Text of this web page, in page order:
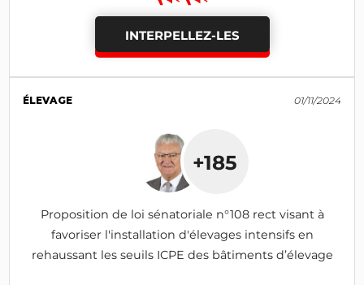
INTERPELLEZ-LES
ÉLEVAGE 01/11/2024
+185
Proposition de loi sénatoriale n°108 rect visant à
favoriser l'installation d'élevages intensifs en
rehaussant les seuils ICPE des bâtiments d’élevage